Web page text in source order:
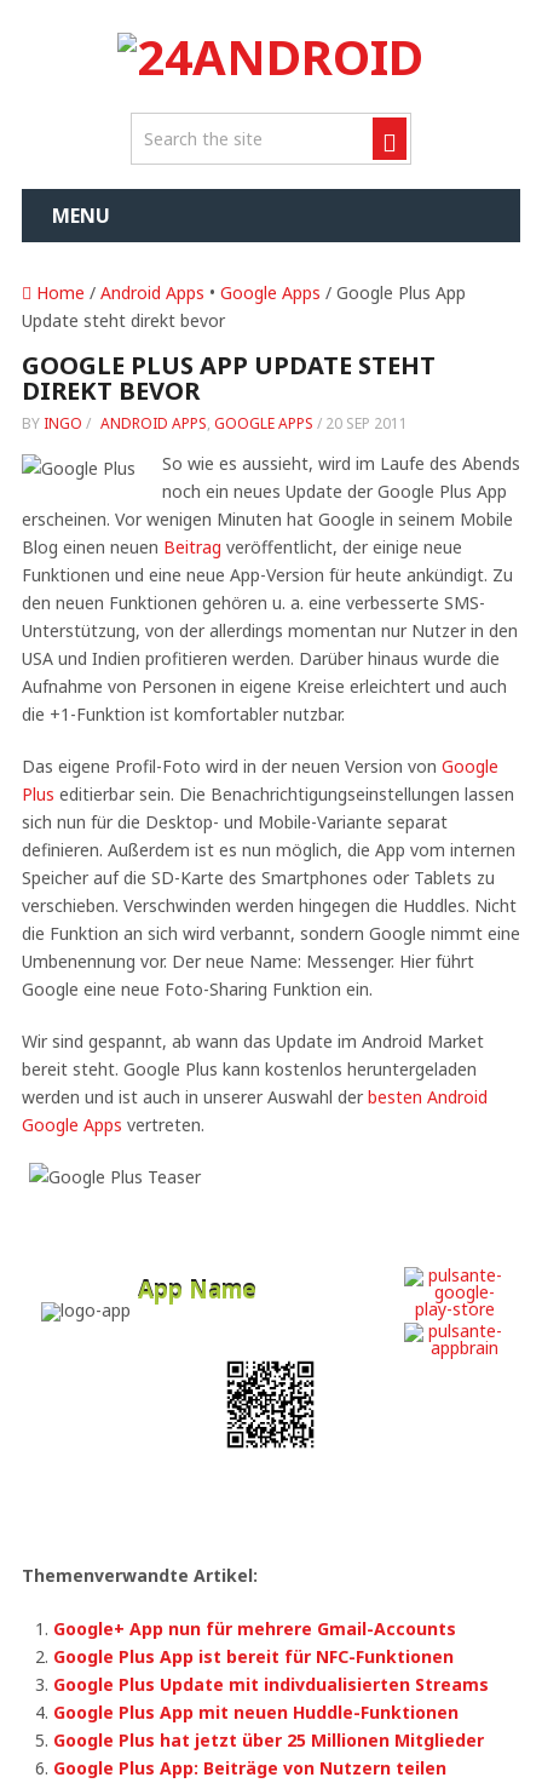
MENU
Home / Android Apps • Google Apps / Google Plus App
Update steht direkt bevor
GOOGLE PLUS APP UPDATE STEHT
DIREKT BEVOR
BY INGO / ANDROID APPS, GOOGLE APPS / 20 SEP 2011
So wie es aussieht, wird im Laufe des Abends
noch ein neues Update der Google Plus App
erscheinen. Vor wenigen Minuten hat Google in seinem Mobile
Blog einen neuen Beitrag veröffentlicht, der einige neue
Funktionen und eine neue App-Version für heute ankündigt. Zu
den neuen Funktionen gehören u. a. eine verbesserte SMS-
Unterstützung, von der allerdings momentan nur Nutzer in den
USA und Indien profitieren werden. Darüber hinaus wurde die
Aufnahme von Personen in eigene Kreise erleichtert und auch
die +1-Funktion ist komfortabler nutzbar.
Das eigene Profil-Foto wird in der neuen Version von Google
Plus editierbar sein. Die Benachrichtigungseinstellungen lassen
sich nun für die Desktop- und Mobile-Variante separat
definieren. Außerdem ist es nun möglich, die App vom internen
Speicher auf die SD-Karte des Smartphones oder Tablets zu
verschieben. Verschwinden werden hingegen die Huddles. Nicht
die Funktion an sich wird verbannt, sondern Google nimmt eine
Umbenennung vor. Der neue Name: Messenger. Hier führt
Google eine neue Foto-Sharing Funktion ein.
Wir sind gespannt, ab wann das Update im Android Market
bereit steht. Google Plus kann kostenlos heruntergeladen
werden und ist auch in unserer Auswahl der besten Android
Google Apps vertreten.
App Name
Themenverwandte Artikel:
Google+ App nun für mehrere Gmail-Accounts
Google Plus App ist bereit für NFC-Funktionen
Google Plus Update mit indivdualisierten Streams
Google Plus App mit neuen Huddle-Funktionen
Google Plus hat jetzt über 25 Millionen Mitglieder
Google Plus App: Beiträge von Nutzern teilen